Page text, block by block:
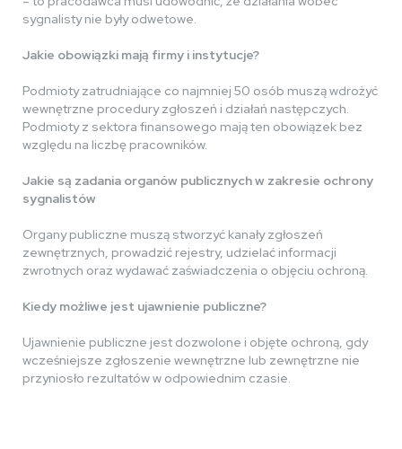
sygnalisty nie były odwetowe.
Jakie obowiązki mają firmy i instytucje?
Podmioty zatrudniające co najmniej 50 osób muszą wdrożyć
wewnętrzne procedury zgłoszeń i działań następczych.
Podmioty z sektora finansowego mają ten obowiązek bez
względu na liczbę pracowników.
Jakie są zadania organów publicznych w zakresie ochrony
sygnalistów
Organy publiczne muszą stworzyć kanały zgłoszeń
zewnętrznych, prowadzić rejestry, udzielać informacji
zwrotnych oraz wydawać zaświadczenia o objęciu ochroną.
Kiedy możliwe jest ujawnienie publiczne?
Ujawnienie publiczne jest dozwolone i objęte ochroną, gdy
wcześniejsze zgłoszenie wewnętrzne lub zewnętrzne nie
przyniosło rezultatów w odpowiednim czasie.